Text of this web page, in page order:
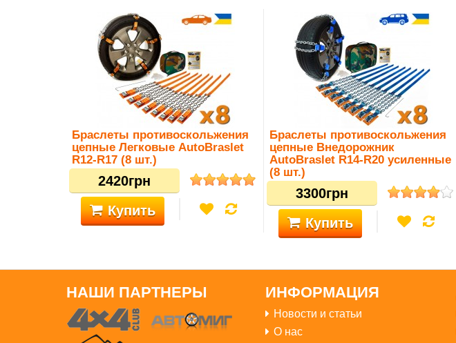
Браслеты противоскольжения
цепные Легковые AutoBraslet
R12-R17 (8 шт.)
2420грн
Купить
Браслеты противоскольжения
цепные Внедорожник
AutoBraslet R14-R20 усиленные
(8 шт.)
3300грн
Купить
НАШИ ПАРТНЕРЫ ИНФОРМАЦИЯ
Новости и статьи
О нас